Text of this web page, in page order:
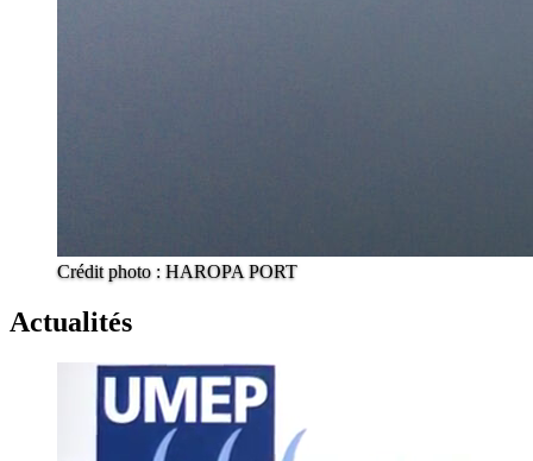
Crédit photo : HAROPA PORT
Actualités